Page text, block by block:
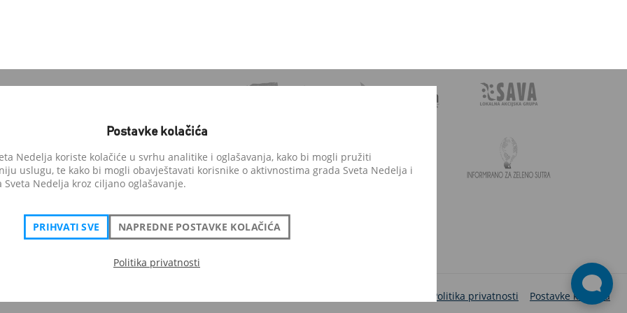
pohvale građana
Politika privatnosti Postavke kolačića
Postavke kolačića
Nedelja koriste kolačiće u svrhu analitike i oglašavanja, kako bi mogli pružiti
uslugu, te kako bi mogli obavještavati korisnike o aktivnostima grada Sveta Nedelja i
Nedelja kroz ciljano oglašavanje.
PRIHVATI SVE NAPREDNE POSTAVKE KOLAČIĆA
Politika privatnosti